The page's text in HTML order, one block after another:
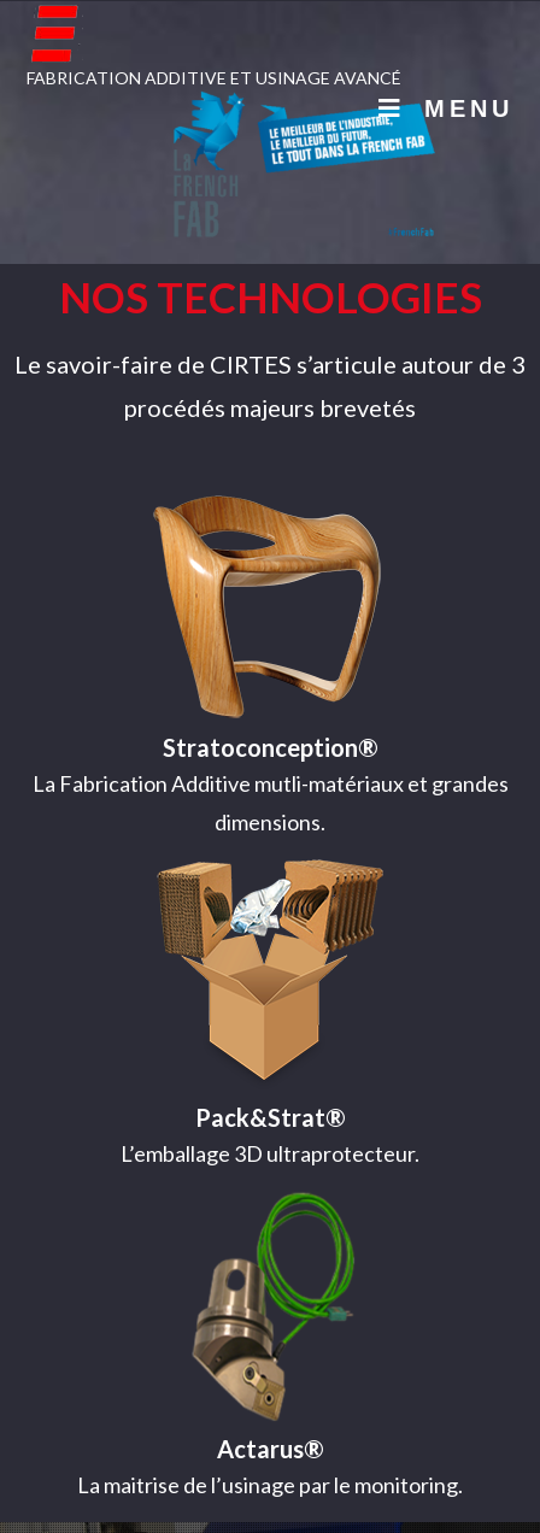
FABRICATION ADDITIVE ET USINAGE AVANCÉ
MENU
NOS TECHNOLOGIES
Le savoir-faire de CIRTES s’articule autour de 3
procédés majeurs brevetés
Stratoconception®
La Fabrication Additive mutli-matériaux et grandes
dimensions.
Pack&Strat®
L’emballage 3D ultraprotecteur.
Actarus®
La maitrise de l’usinage par le monitoring.